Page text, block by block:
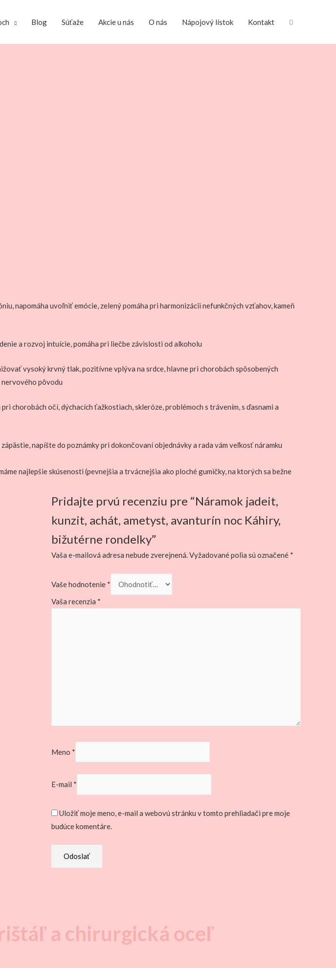
Blog Súťaže Akcie u nás O nás Nápojový lístok Kontakt 0
napomáha uvoľniť emócie, zelený pomáha pri harmonizácii nefunkčných vzťahov, kameň
a rozvoj intuície, pomáha pri liečbe závislosti od alkoholu
vysoký krvný tlak, pozitívne vplýva na srdce, hlavne pri chorobách spôsobených
nervového pôvodu
chorobách očí, dýchacích ťažkostiach, skleróze, problémoch s trávením, s ďasnami a
napíšte do poznámky pri dokončovaní objednávky a rada vám veľkosť náramku
najlepšie skúsenosti (pevnejšia a trvácnejšia ako ploché gumičky, na ktorých sa bežne
Pridajte prvú recenziu pre “Náramok jadeit,
kunzit, achát, ametyst, avanturín noc Káhiry,
bižutérne rondelky”
Vaša e-mailová adresa nebude zverejnená.Vyžadované polia sú označené *
Vaše hodnotenie *
Vaša recenzia *
Meno *
E-mail *
Uložiť moje meno, e-mail a webovú stránku v tomto prehliadači pre moje
budúce komentáre.
a chirurgická oceľ